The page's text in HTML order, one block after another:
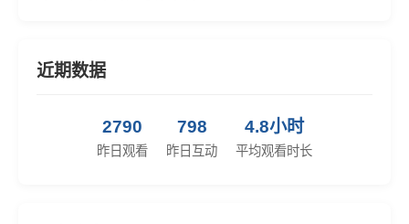
近期数据
2790
昨日观看
798
昨日互动
4.8小时
平均观看时长